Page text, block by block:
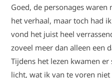
Goed, de personages
het verhaal, maar toch had
vond het juist heel
zoveel meer dan alleen een
Tijdens het lezen kwamen
licht, wat ik van te voren